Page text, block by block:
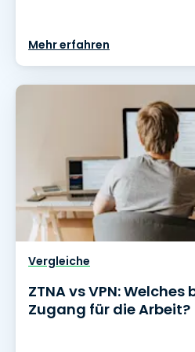
Mehr erfahren
Vergleiche
ZTNA vs VPN:
Zugang für die Arbeit?